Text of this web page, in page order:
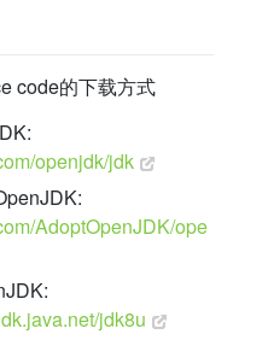
code的下载方式
openjdk/jdk
AdoptOpenJDK/ope
jdk8u